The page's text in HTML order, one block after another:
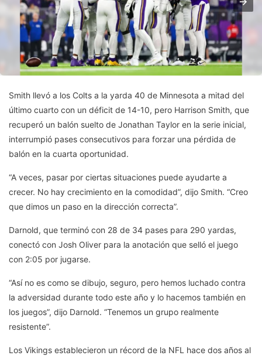
Smith llevó a los Colts a la yarda 40 de Minnesota a mitad del
último cuarto con un déficit de 14-10, pero Harrison Smith, que
recuperó un balón suelto de Jonathan Taylor en la serie inicial,
interrumpió pases consecutivos para forzar una pérdida de
balón en la cuarta oportunidad.
“A veces, pasar por ciertas situaciones puede ayudarte a
crecer. No hay crecimiento en la comodidad”, dijo Smith. “Creo
que dimos un paso en la dirección correcta”.
Darnold, que terminó con 28 de 34 pases para 290 yardas,
conectó con Josh Oliver para la anotación que selló el juego
con 2:05 por jugarse.
“Así no es como se dibujo, seguro, pero hemos luchado contra
la adversidad durante todo este año y lo hacemos también en
los juegos”, dijo Darnold. “Tenemos un grupo realmente
resistente”.
Los Vikings establecieron un récord de la NFL hace dos años al